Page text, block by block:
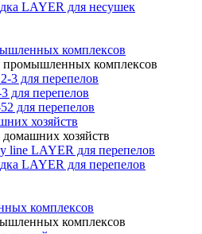
LAYER для несушек
комплексов
промышленных комплексов
3 для перепелов
для перепелов
для перепелов
хозяйств
домашних хозяйств
line LAYER для перепелов
LAYER для перепелов
комплексов
комплексов